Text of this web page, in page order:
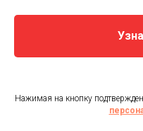
Нажимая на кнопку